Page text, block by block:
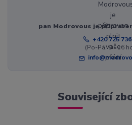
pan Modrovous je
+420 725
(Po-Pá, 8 - 16
Související